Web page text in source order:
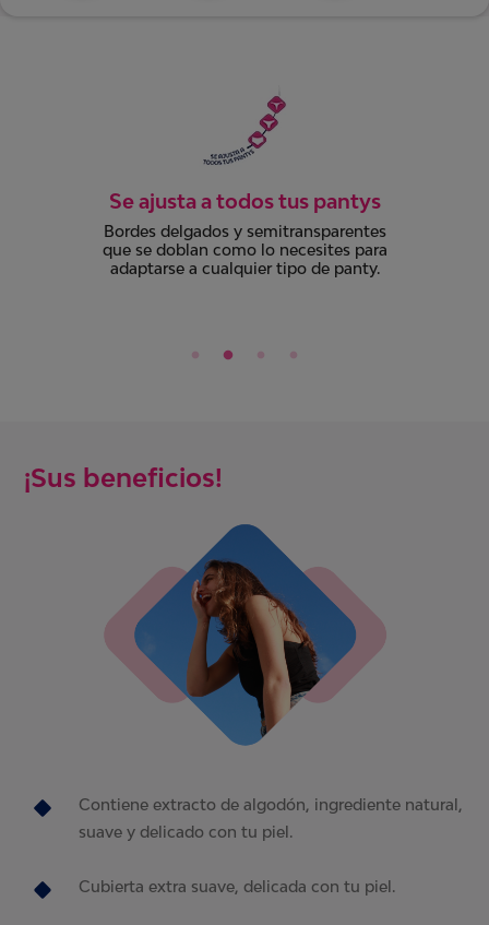
pH Balanceado
Su cubierta contiene Ácido Láctico,
ingrediente natural que no altera el pH
de tu zona íntima, evitando irritaciones
¡Sus beneficios!
Contiene extracto de algodón, ingrediente natural,
suave y delicado con tu piel.
Cubierta extra suave, delicada con tu piel.